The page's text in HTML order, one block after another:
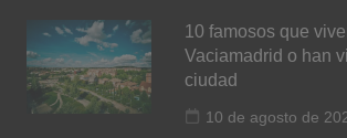
10 famosos que
Vaciamadrid o han
ciudad
10 de agosto de